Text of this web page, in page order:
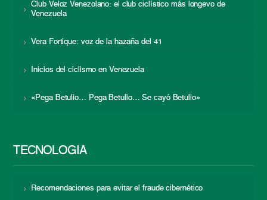
Club Veloz Venezolano: el club ciclístico más longevo de
Venezuela
Vera Fortique: voz de la hazaña del 41
Inicios del ciclismo en Venezuela
«Pega Betulio… Pega Betulio… Se cayó Betulio»
TECNOLOGÍA
Recomendaciones para evitar el fraude cibernético